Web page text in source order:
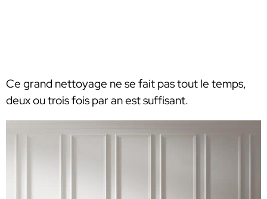
Ce grand nettoyage ne se fait pas tout le temps,
deux ou trois fois par an est suffisant.